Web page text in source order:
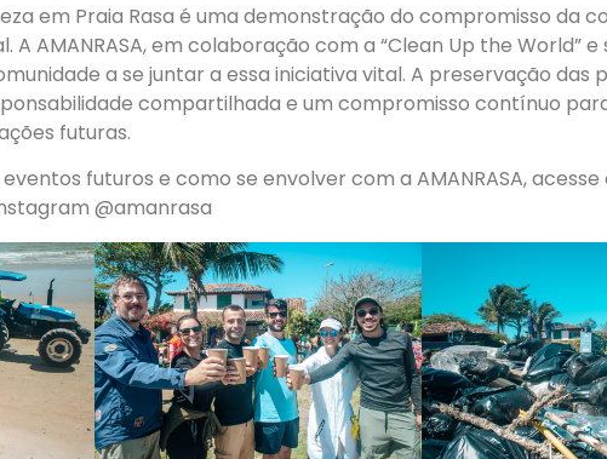
em Praia Rasa é uma demonstração do compromisso da
AMANRASA, em colaboração com a “Clean Up the World” e
a se juntar a essa iniciativa vital. A preservação das
compartilhada e um compromisso contínuo
futuras.
futuros e como se envolver com a AMANRASA, acesse
@amanrasa